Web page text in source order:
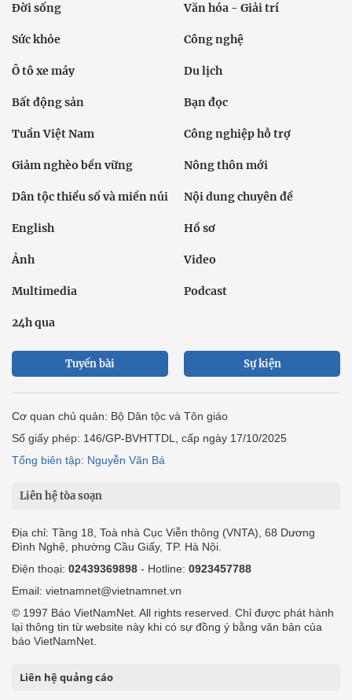
Đời sống Văn hóa - Giải trí
Sức khỏe Công nghệ
Ô tô xe máy Du lịch
Bất động sản Bạn đọc
Tuần Việt Nam Công nghiệp hỗ trợ
Giảm nghèo bền vững Nông thôn mới
Dân tộc thiểu số và miền núi Nội dung chuyên đề
English Hồ sơ
Ảnh Video
Multimedia Podcast
24h qua
Tuyến bài Sự kiện
Cơ quan chủ quản: Bộ Dân tộc và Tôn giáo
Số giấy phép: 146/GP-BVHTTDL, cấp ngày 17/10/2025
Tổng biên tập: Nguyễn Văn Bá
Liên hệ tòa soạn
Địa chỉ: Tầng 18, Toà nhà Cục Viễn thông (VNTA), 68 Dương
Đình Nghệ, phường Cầu Giấy, TP. Hà Nội.
Điện thoại: 02439369898 - Hotline: 0923457788
Email: vietnamnet@vietnamnet.vn
© 1997 Báo VietNamNet. All rights reserved. Chỉ được phát hành
lại thông tin từ website này khi có sự đồng ý bằng văn bản của
báo VietNamNet.
Liên hệ quảng cáo